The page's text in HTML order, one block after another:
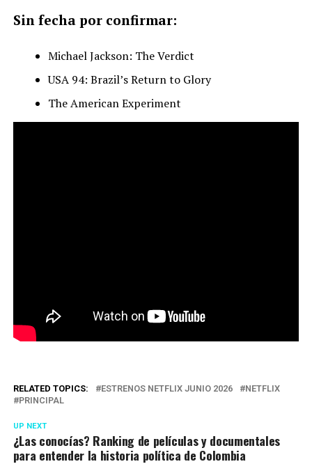
Sin fecha por confirmar:
Michael Jackson: The Verdict
USA 94: Brazil’s Return to Glory
The American Experiment
RELATED TOPICS: ESTRENOS NETFLIX JUNIO 2026
NETFLIX
PRINCIPAL
UP NEXT
¿Las conocías? Ranking de películas y documentales
para entender la historia política de Colombia